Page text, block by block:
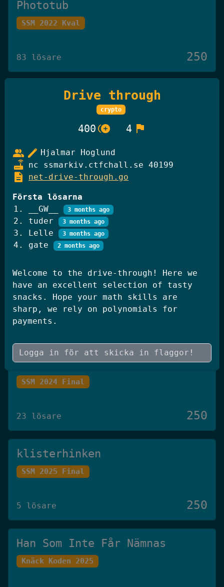
Phototub
SSM 2022 Kval
83 lösare 250
Det Omöjliga Spelet
27 lösare
GiffelBanken Valv 2
Knäck Koden 2025
20 lösare
JWT Blog
SSM 2026 Kval
19 lösare
Skógræktin
SSM 2024 Final
23 lösare 250
klisterhinken
SSM 2025 Final
5 lösare 250
Han Som Inte Får Nämnas
Knäck Koden 2025
Drive through
crypto
400 control_point_duplicate 4 flag
Welcome to the drive-through! Here we
have an excellent selection of tasty
snacks. Hope your math skills are
sharp, we rely on polynomials for
payments.
group edit Hjalmar Hoglund
router nc ssmarkiv.ctfchall.se 40199
description net-drive-through.go
Första lösarna
__GW__
3 months ago
tuder 3 months ago
Lelle 3 months ago
gate 2 months ago